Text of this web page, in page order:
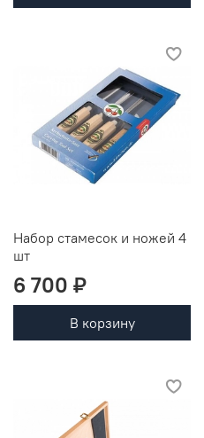
Набор стамесок и ножей 4
шт
6 700 ₽
В корзину